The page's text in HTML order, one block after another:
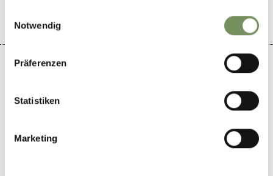
Notwendig
Präferenzen
Statistiken
Marketing
+